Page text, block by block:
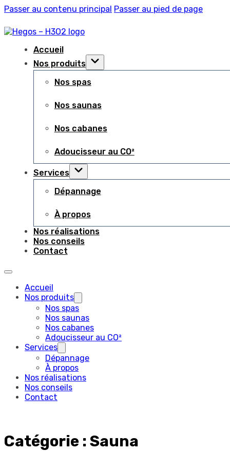
Passer au contenu principal Passer au pied de page
Accueil
Nos produits
Nos spas
Nos saunas
Nos cabanes
Adoucisseur au CO²
Services
Dépannage
À propos
Nos réalisations
Nos conseils
Contact
Accueil
Nos produits
Nos spas
Nos saunas
Nos cabanes
Adoucisseur au CO²
Services
Dépannage
À propos
Nos réalisations
Nos conseils
Contact
Catégorie : Sauna